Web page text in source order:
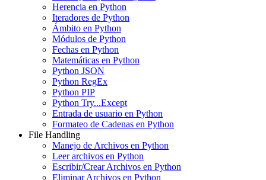
Herencia en Python
Iteradores de Python
Ámbito en Python
Módulos de Python
Fechas en Python
Matemáticas en Python
Python JSON
Python RegEx
Python PIP
Python Try...Except
Entrada de usuario en Python
Formateo de Cadenas en Python
File Handling
Manejo de Archivos en Python
Leer archivos en Python
Escribir/Crear Archivos en Python
Eliminar Archivos en Python